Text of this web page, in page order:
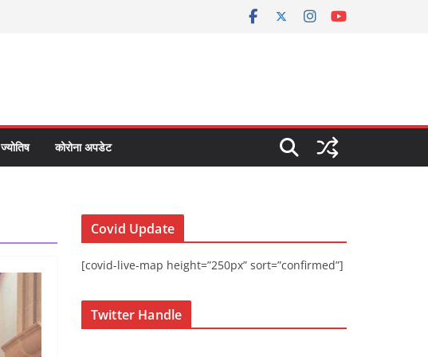
ज्योतिष कोरोना अपडेट
Covid Update
[covid-live-map height=”250px” sort=”confirmed”]
Twitter Handle